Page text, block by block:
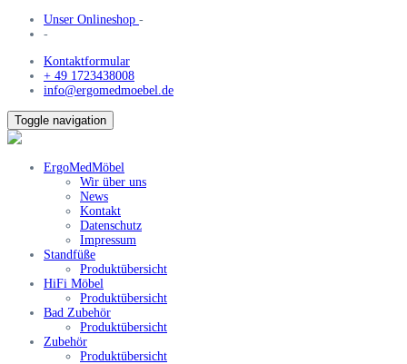
Unser Onlineshop -
-
Kontaktformular
+ 49 1723438008
info@ergomedmoebel.de
Toggle navigation
ErgoMedMöbel
Wir über uns
News
Kontakt
Datenschutz
Impressum
Standfüße
Produktübersicht
HiFi Möbel
Produktübersicht
Bad Zubehör
Produktübersicht
Zubehör
Produktübersicht